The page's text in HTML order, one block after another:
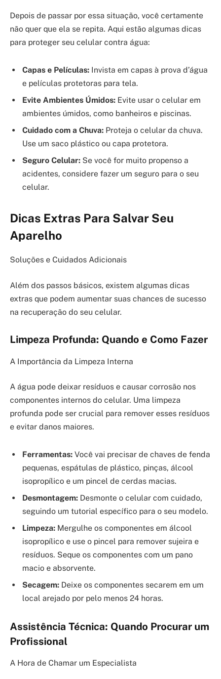
Depois de passar por essa situação, você certamente
não quer que ela se repita. Aqui estão algumas dicas
para proteger seu celular contra água:
Capas e Películas: Invista em capas à prova d’água
e películas protetoras para tela.
Evite Ambientes Úmidos: Evite usar o celular em
ambientes úmidos, como banheiros e piscinas.
Cuidado com a Chuva: Proteja o celular da chuva.
Use um saco plástico ou capa protetora.
Seguro Celular: Se você for muito propenso a
acidentes, considere fazer um seguro para o seu
celular.
Dicas Extras Para Salvar Seu
Aparelho
Soluções e Cuidados Adicionais
Além dos passos básicos, existem algumas dicas
extras que podem aumentar suas chances de sucesso
na recuperação do seu celular.
Limpeza Profunda: Quando e Como Fazer
A Importância da Limpeza Interna
A água pode deixar resíduos e causar corrosão nos
componentes internos do celular. Uma limpeza
profunda pode ser crucial para remover esses resíduos
e evitar danos maiores.
Ferramentas: Você vai precisar de chaves de fenda
pequenas, espátulas de plástico, pinças, álcool
isopropílico e um pincel de cerdas macias.
Desmontagem: Desmonte o celular com cuidado,
seguindo um tutorial específico para o seu modelo.
Limpeza: Mergulhe os componentes em álcool
isopropílico e use o pincel para remover sujeira e
resíduos. Seque os componentes com um pano
macio e absorvente.
Secagem: Deixe os componentes secarem em um
local arejado por pelo menos 24 horas.
Assistência Técnica: Quando Procurar um
Profissional
A Hora de Chamar um Especialista